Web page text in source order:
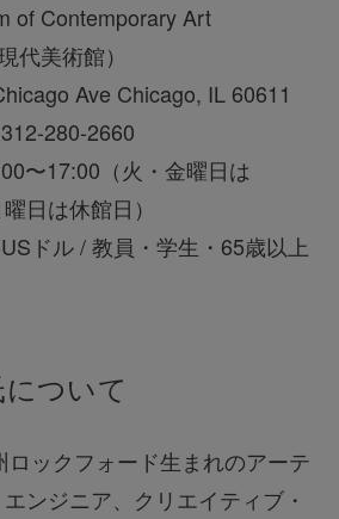
of Contemporary Art
代美術館）
Ave Chicago, IL 60611
280-2660
〜17:00（火・金曜日は
日は休館日）
ドル / 教員・学生・65歳以上
ついて
ロックフォード生まれのアーテ
ンジニア、クリエイティブ・